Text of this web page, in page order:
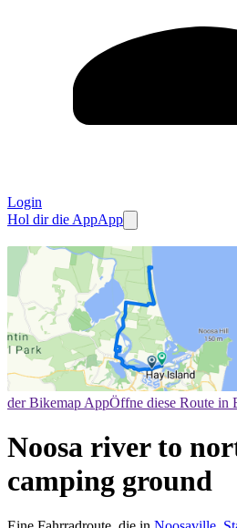
Login
Hol dir die AppApp
der Bikemap AppÖffne diese Route in
Noosa river to
camping ground